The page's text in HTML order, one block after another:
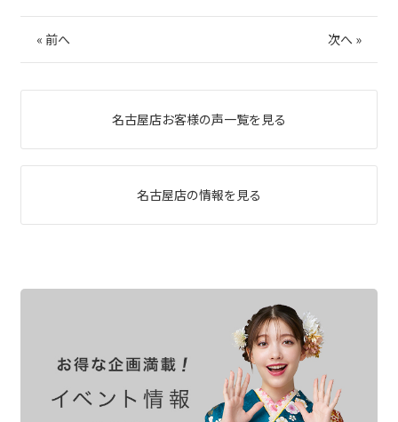
« 前へ 次へ »
名古屋店お客様の声一覧を見る
名古屋店の情報を見る